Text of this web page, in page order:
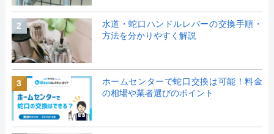
2
水道・蛇口ハンドルレバーの交換手順・
方法を分かりやすく解説
3
ホームセンターで蛇口交換は可能！料金
の相場や業者選びのポイント